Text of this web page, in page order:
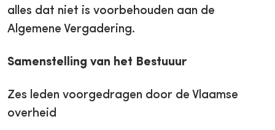
alles dat niet is voorbehouden aan de
Algemene Vergadering.
Samenstelling van het Bestuuur
Zes leden voorgedragen door de Vlaamse
overheid